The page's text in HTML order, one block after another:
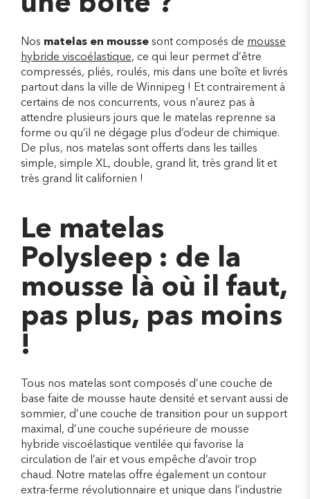
Nos matelas en mousse sont composés de mousse
hybride viscoélastique, ce qui leur permet d’être
compressés, pliés, roulés, mis dans une boîte et livrés
partout dans la ville de Winnipeg ! Et contrairement à
certains de nos concurrents, vous n’aurez pas à
attendre plusieurs jours que le matelas reprenne sa
forme ou qu’il ne dégage plus d’odeur de chimique.
De plus, nos matelas sont offerts dans les tailles
simple, simple XL, double, grand lit, très grand lit et
très grand lit californien !
Le matelas
Polysleep : de la
mousse là où il faut,
pas plus, pas moins
!
Tous nos matelas sont composés d’une couche de
base faite de mousse haute densité et servant aussi de
sommier, d’une couche de transition pour un support
maximal, d’une couche supérieure de mousse
hybride viscoélastique ventilée qui favorise la
circulation de l’air et vous empêche d’avoir trop
chaud. Notre matelas offre également un contour
extra-ferme révolutionnaire et unique dans l’industrie